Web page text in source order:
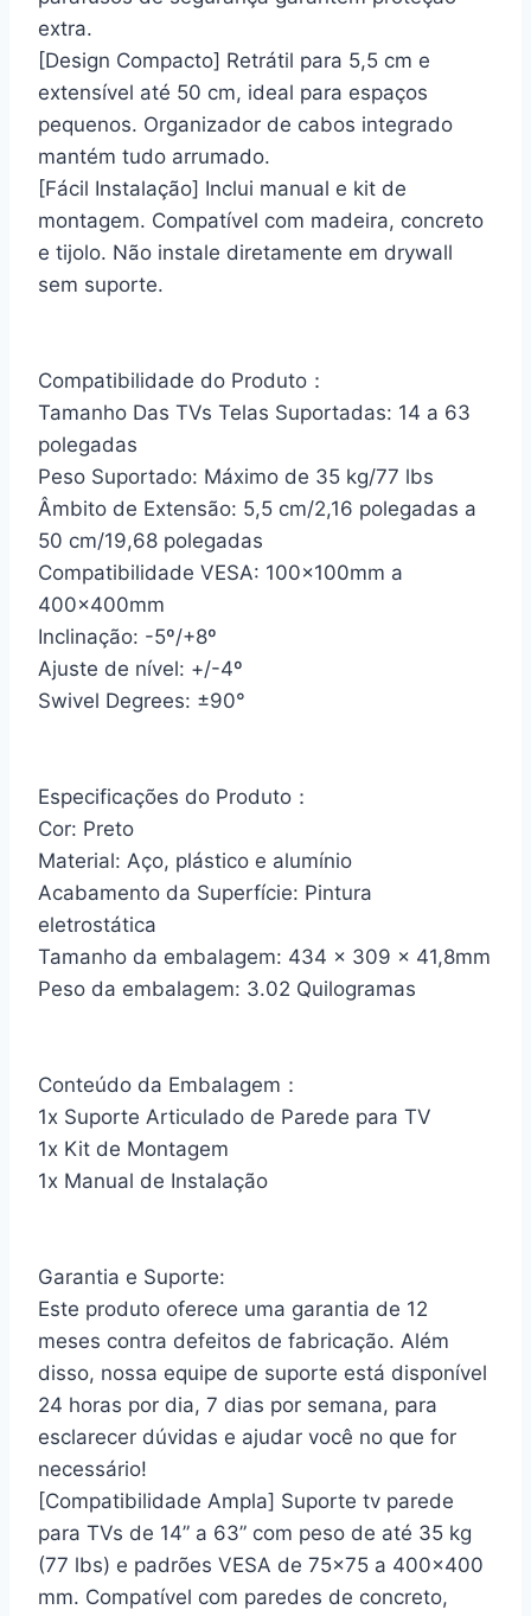
extra.
[Design Compacto] Retrátil para 5,5 cm e
extensível até 50 cm, ideal para espaços
pequenos. Organizador de cabos integrado
mantém tudo arrumado.
[Fácil Instalação] Inclui manual e kit de
montagem. Compatível com madeira, concreto
e tijolo. Não instale diretamente em drywall
sem suporte.
Compatibilidade do Produto：
Tamanho Das TVs Telas Suportadas: 14 a 63
polegadas
Peso Suportado: Máximo de 35 kg/77 lbs
Âmbito de Extensão: 5,5 cm/2,16 polegadas a
50 cm/19,68 polegadas
Compatibilidade VESA: 100x100mm a
400x400mm
Inclinação: -5º/+8º
Ajuste de nível: +/-4º
Swivel Degrees: ±90°
Especificações do Produto：
Cor: Preto
Material: Aço, plástico e alumínio
Acabamento da Superfície: Pintura
eletrostática
Tamanho da embalagem: 434 x 309 x 41,8mm
Peso da embalagem: 3.02 Quilogramas
Conteúdo da Embalagem：
1x ‎Suporte Articulado de Parede para TV
1x Kit de Montagem
1x Manual de Instalação
Garantia e Suporte:
Este produto oferece uma garantia de 12
meses contra defeitos de fabricação. Além
disso, nossa equipe de suporte está disponível
24 horas por dia, 7 dias por semana, para
esclarecer dúvidas e ajudar você no que for
necessário!
[Compatibilidade Ampla] Suporte tv parede
para TVs de 14” a 63” com peso de até 35 kg
(77 lbs) e padrões VESA de 75×75 a 400×400
mm. Compatível com paredes de concreto,